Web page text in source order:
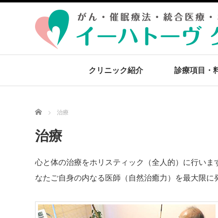
クリニック紹介 診療項目・
Home 治療
治療
心と体の治療をホリスティック（全人的）に行い
なたご自身の内なる医師（自然治癒力）を最大限